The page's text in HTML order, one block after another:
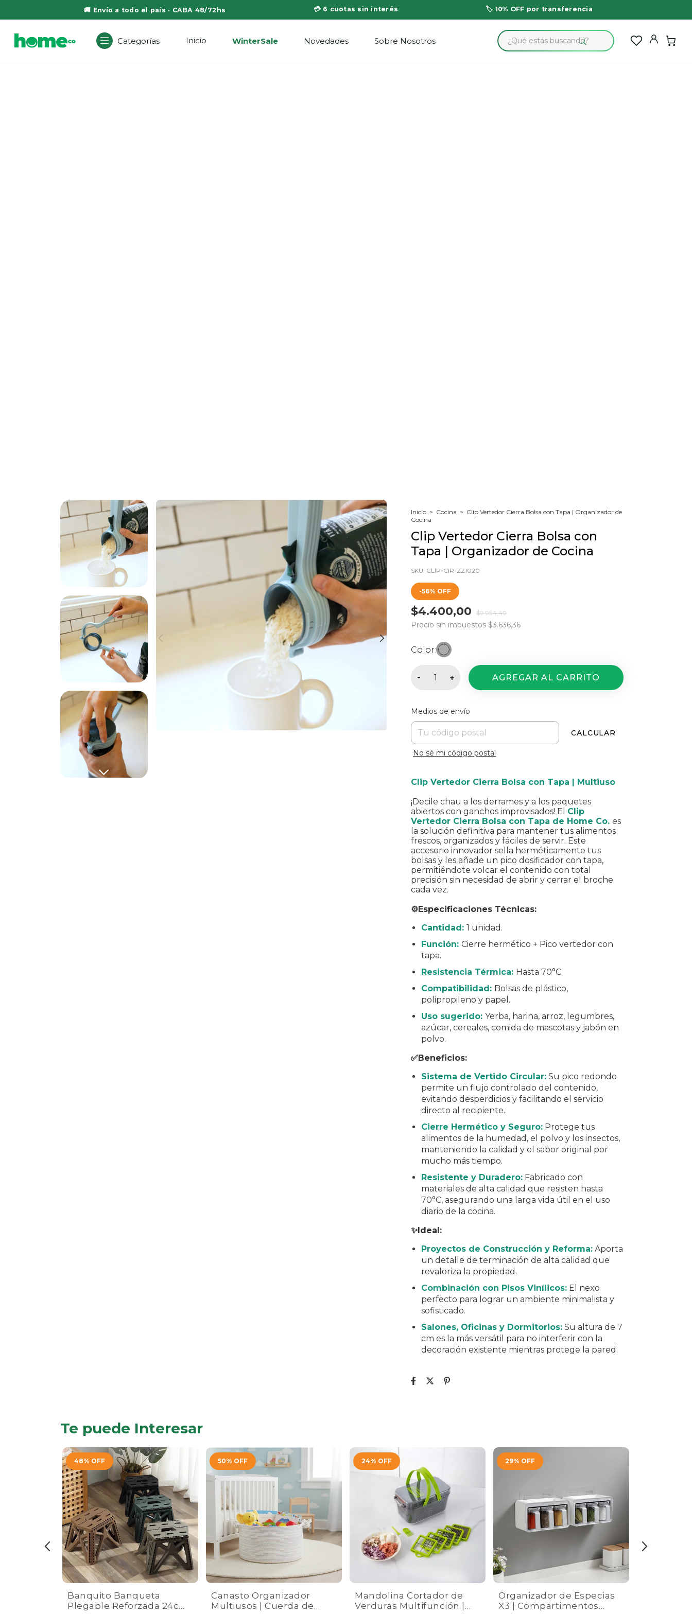
🚚 Envío a todo el país · CABA 48/72hs 💳 6 cuotas sin interés 🏷️ 10% OFF por transferencia
Categorías Inicio WinterSale Novedades Sobre Nosotros
Inicio > Cocina > Clip Vertedor Cierra Bolsa con Tapa | Organizador de
Cocina
Clip Vertedor Cierra Bolsa con
Tapa | Organizador de Cocina
SKU: CLIP-CIR-ZZ1020
-56% OFF
$4.400,00 $9.954,49
Precio sin impuestos $3.636,36
Color:
Entregas para el CP:
Medios de envío
CALCULAR
No sé mi código postal
Clip Vertedor Cierra Bolsa con Tapa | Multiuso
¡Decile chau a los derrames y a los paquetes
abiertos con ganchos improvisados! El Clip
Vertedor Cierra Bolsa con Tapa de Home Co. es
la solución definitiva para mantener tus alimentos
frescos, organizados y fáciles de servir. Este
accesorio innovador sella herméticamente tus
bolsas y les añade un pico dosificador con tapa,
permitiéndote volcar el contenido con total
precisión sin necesidad de abrir y cerrar el broche
cada vez.
⚙️Especificaciones Técnicas:
Cantidad: 1 unidad.
Función: Cierre hermético + Pico vertedor con
tapa.
Resistencia Térmica: Hasta 70°C.
Compatibilidad: Bolsas de plástico,
polipropileno y papel.
Uso sugerido: Yerba, harina, arroz, legumbres,
azúcar, cereales, comida de mascotas y jabón en
polvo.
✅Beneficios:
Sistema de Vertido Circular: Su pico redondo
permite un flujo controlado del contenido,
evitando desperdicios y facilitando el servicio
directo al recipiente.
Cierre Hermético y Seguro: Protege tus
alimentos de la humedad, el polvo y los insectos,
manteniendo la calidad y el sabor original por
mucho más tiempo.
Resistente y Duradero: Fabricado con
materiales de alta calidad que resisten hasta
70°C, asegurando una larga vida útil en el uso
diario de la cocina.
✨Ideal:
Proyectos de Construcción y Reforma: Aporta
un detalle de terminación de alta calidad que
revaloriza la propiedad.
Combinación con Pisos Vinílicos: El nexo
perfecto para lograr un ambiente minimalista y
sofisticado.
Salones, Oficinas y Dormitorios: Su altura de 7
cm es la más versátil para no interferir con la
decoración existente mientras protege la pared.
Te puede Interesar
48% OFF
Banquito Banqueta
Plegable Reforzada 24cm
50% OFF
Canasto Organizador
Multiusos | Cuerda de
24% OFF
Mandolina Cortador de
Verduras Multifunción |
29% OFF
Organizador de Especias
X3 | Compartimentos